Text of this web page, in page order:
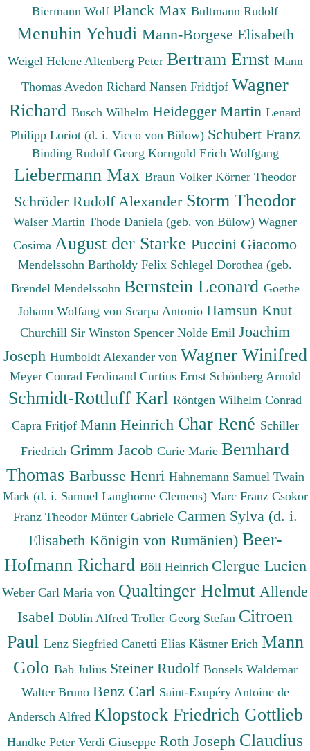
Biermann Wolf Planck Max Bultmann Rudolf
Menuhin Yehudi Mann-Borgese Elisabeth
Weigel Helene Altenberg Peter Bertram Ernst Mann
Thomas Avedon Richard Nansen Fridtjof Wagner
Richard Busch Wilhelm Heidegger Martin Lenard
Philipp Loriot (d. i. Vicco von Bülow) Schubert Franz
Binding Rudolf Georg Korngold Erich Wolfgang
Liebermann Max Braun Volker Körner Theodor
Schröder Rudolf Alexander Storm Theodor
Walser Martin Thode Daniela (geb. von Bülow) Wagner
Cosima August der Starke Puccini Giacomo
Mendelssohn Bartholdy Felix Schlegel Dorothea (geb.
Brendel Mendelssohn Bernstein Leonard Goethe
Johann Wolfang von Scarpa Antonio Hamsun Knut
Churchill Sir Winston Spencer Nolde Emil Joachim
Joseph Humboldt Alexander von Wagner Winifred
Meyer Conrad Ferdinand Curtius Ernst Schönberg Arnold
Schmidt-Rottluff Karl Röntgen Wilhelm Conrad
Capra Fritjof Mann Heinrich Char René Schiller
Friedrich Grimm Jacob Curie Marie Bernhard
Thomas Barbusse Henri Hahnemann Samuel Twain
Mark (d. i. Samuel Langhorne Clemens) Marc Franz Csokor
Franz Theodor Münter Gabriele Carmen Sylva (d. i.
Elisabeth Königin von Rumänien) Beer-
Hofmann Richard Böll Heinrich Clergue Lucien
Weber Carl Maria von Qualtinger Helmut Allende
Isabel Döblin Alfred Troller Georg Stefan Citroen
Paul Lenz Siegfried Canetti Elias Kästner Erich Mann
Golo Bab Julius Steiner Rudolf Bonsels Waldemar
Walter Bruno Benz Carl Saint-Exupéry Antoine de
Andersch Alfred Klopstock Friedrich Gottlieb
Handke Peter Verdi Giuseppe Roth Joseph Claudius